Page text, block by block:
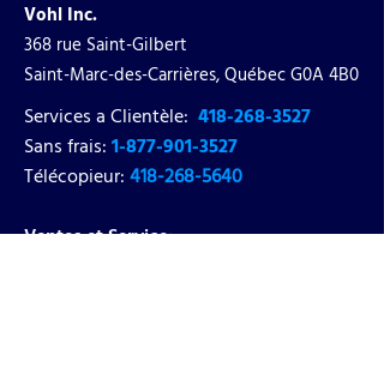
Vohl Inc.
368 rue Saint-Gilbert
Saint-Marc-des-Carrières, Québec G0A 4B0
Services a Clientèle: 418-268-3527
Sans frais:1-877-901-3527
Télécopieur:418-268-5640
Ventes et Service: